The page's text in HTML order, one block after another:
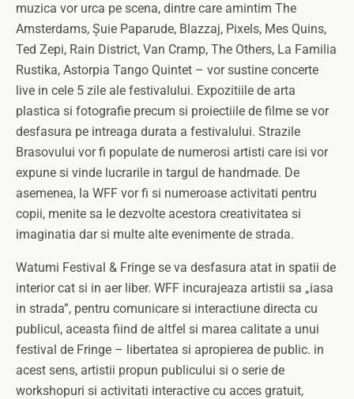
muzica vor urca pe scena, dintre care amintim The
Amsterdams, Șuie Paparude, Blazzaj, Pixels, Mes Quins,
Ted Zepi, Rain District, Van Cramp, The Others, La Familia
Rustika, Astorpia Tango Quintet – vor sustine concerte
live in cele 5 zile ale festivalului. Expozitiile de arta
plastica si fotografie precum si proiectiile de filme se vor
desfasura pe intreaga durata a festivalului. Strazile
Brasovului vor fi populate de numerosi artisti care isi vor
expune si vinde lucrarile in targul de handmade. De
asemenea, la WFF vor fi si numeroase activitati pentru
copii, menite sa le dezvolte acestora creativitatea si
imaginatia dar si multe alte evenimente de strada.
Watumi Festival & Fringe se va desfasura atat in spatii de
interior cat si in aer liber. WFF incurajeaza artistii sa „iasa
in strada”, pentru comunicare si interactiune directa cu
publicul, aceasta fiind de altfel si marea calitate a unui
festival de Fringe – libertatea si apropierea de public. in
acest sens, artistii propun publicului si o serie de
workshopuri si activitati interactive cu acces gratuit,